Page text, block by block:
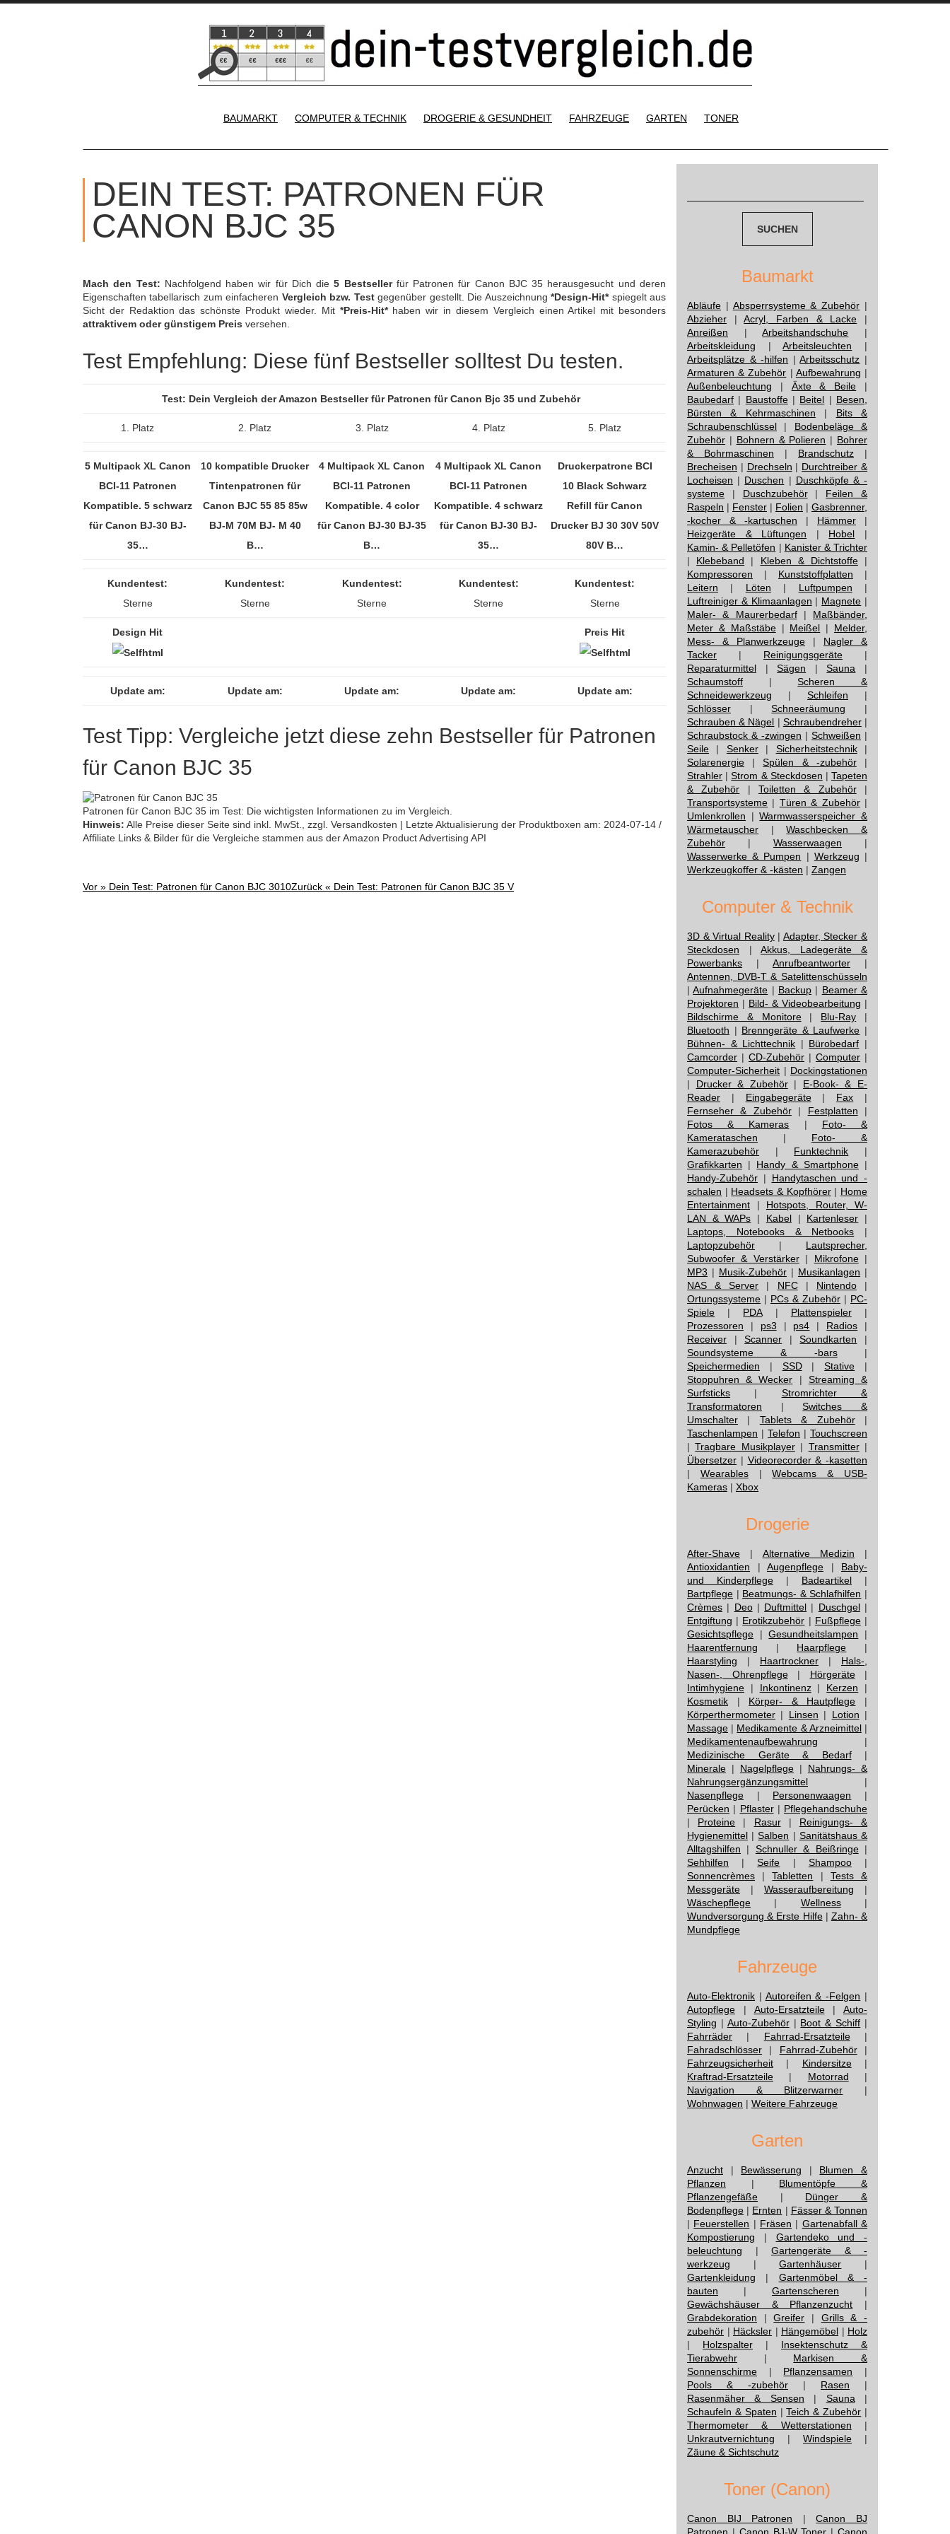
BAUMARKT
COMPUTER & TECHNIK DROGERIE & GESUNDHEIT FAHRZEUGE GARTEN TONER
DEIN TEST: PATRONEN FÜR
CANON BJC 35
Mach den Test: Nachfolgend haben wir für Dich die5 Bestsellerfür Patronen für Canon BJC 35 herausgesucht und deren
Eigenschaften tabellarisch zum einfacheren Vergleich bzw. Testgegenüber gestellt. Die Auszeichnung*Design-Hit*spiegelt aus
Sicht der Redaktion das schönste Produkt wieder. Mit *Preis-Hit*haben wir in diesem Vergleich einen Artikel mit besonders
attraktivem oder günstigem Preis versehen.
Test Empfehlung: Diese fünf Bestseller solltest Du testen.
Test: Dein Vergleich der Amazon Bestseller für Patronen für Canon Bjc 35 und Zubehör
1. Platz 2. Platz 3. Platz 4. Platz 5. Platz
5 Multipack XL Canon
BCI-11 Patronen
Kompatible. 5 schwarz
für Canon BJ-30 BJ-
35…
10 kompatible Drucker
Tintenpatronen für
Canon BJC 55 85 85w
BJ-M 70M BJ- M 40
B…
4 Multipack XL Canon
BCI-11 Patronen
Kompatible. 4 color
für Canon BJ-30 BJ-35
B…
4 Multipack XL Canon
BCI-11 Patronen
Kompatible. 4 schwarz
für Canon BJ-30 BJ-
35…
Druckerpatrone BCI
10 Black Schwarz
Refill für Canon
Drucker BJ 30 30V 50V
80V B…
Kundentest:
Sterne
Kundentest:
Sterne
Kundentest:
Sterne
Kundentest:
Sterne
Kundentest:
Sterne
Design Hit Preis Hit
Update am: Update am: Update am: Update am: Update am:
Test Tipp: Vergleiche jetzt diese zehn Bestseller für Patronen
für Canon BJC 35
Patronen für Canon BJC 35 im Test: Die wichtigsten Informationen zu im Vergleich.
Hinweis: Alle Preise dieser Seite sind inkl. MwSt., zzgl. Versandkosten | Letzte Aktualisierung der Produktboxen am: 2024-07-14 /
Affiliate Links & Bilder für die Vergleiche stammen aus der Amazon Product Advertising API
Post
Vor » Dein Test: Patronen für Canon BJC 3010Zurück « Dein Test: Patronen für Canon BJC 35 V
Baumarkt
Abläufe | Absperrsysteme & Zubehör |
Abzieher |Acryl, Farben & Lacke |
Anreißen |Arbeitshandschuhe |
Arbeitskleidung |Arbeitsleuchten |
Arbeitsplätze & -hilfen |Arbeitsschutz |
Armaturen & Zubehör | Aufbewahrung |
Außenbeleuchtung | Äxte & Beile |
Baubedarf | Baustoffe| Beitel | Besen,
Bürsten & Kehrmaschinen | Bits &
Schraubenschlüssel | Bodenbeläge &
Zubehör | Bohnern & Polieren | Bohrer
& Bohrmaschinen | Brandschutz |
Brecheisen | Drechseln | Durchtreiber &
Locheisen | Duschen | Duschköpfe & -
systeme | Duschzubehör| Feilen &
Raspeln | Fenster | Folien | Gasbrenner,
-kocher & -kartuschen | Hämmer |
Heizgeräte & Lüftungen | Hobel |
Kamin- & Pelletöfen | Kanister & Trichter
| Klebeband | Kleben & Dichtstoffe|
Kompressoren | Kunststoffplatten |
Leitern | Löten | Luftpumpen |
Luftreiniger & Klimaanlagen | Magnete |
Maler- & Maurerbedarf| Maßbänder,
Meter & Maßstäbe| Meißel | Melder,
Mess- & Planwerkzeuge | Nagler &
Tacker | Reinigungsgeräte |
Reparaturmittel |Sägen |Sauna |
Schaumstoff |Scheren &
Schneidewerkzeug | Schleifen |
Schlösser |Schneeräumung |
Schrauben & Nägel | Schraubendreher|
Schraubstock & -zwingen | Schweißen |
Seile | Senker| Sicherheitstechnik|
Solarenergie |Spülen & -zubehör|
Strahler |Strom & Steckdosen |Tapeten
& Zubehör |Toiletten & Zubehör|
Transportsysteme | Türen & Zubehör|
Umlenkrollen |Warmwasserspeicher &
Wärmetauscher |Waschbecken &
Zubehör | Wasserwaagen |
Wasserwerke & Pumpen | Werkzeug |
Werkzeugkoffer & -kästen | Zangen
Computer & Technik
3D & Virtual Reality| Adapter, Stecker &
Steckdosen | Akkus, Ladegeräte &
Powerbanks | Anrufbeantworter |
Antennen, DVB-T & Satelittenschüsseln
|Aufnahmegeräte | Backup | Beamer &
Projektoren | Bild- & Videobearbeitung |
Bildschirme & Monitore| Blu-Ray |
Bluetooth | Brenngeräte & Laufwerke |
Bühnen- & Lichttechnik | Bürobedarf |
Camcorder | CD-Zubehör | Computer |
Computer-Sicherheit | Dockingstationen
| Drucker & Zubehör| E-Book- & E-
Reader | Eingabegeräte| Fax |
Fernseher & Zubehör| Festplatten |
Fotos & Kameras | Foto- &
Kamerataschen | Foto- &
Kamerazubehör | Funktechnik |
Grafikkarten | Handy & Smartphone|
Handy-Zubehör | Handytaschen und -
schalen | Headsets & Kopfhörer| Home
Entertainment | Hotspots, Router, W-
LAN & WAPs | Kabel| Kartenleser |
Laptops, Notebooks & Netbooks |
Laptopzubehör | Lautsprecher,
Subwoofer & Verstärker| Mikrofone|
MP3 | Musik-Zubehör | Musikanlagen |
NAS & Server | NFC| Nintendo|
Ortungssysteme | PCs & Zubehör | PC-
Spiele | PDA| Plattenspieler|
Prozessoren | ps3 | ps4 | Radios |
Receiver |Scanner |Soundkarten |
Soundsysteme & -bars|
Speichermedien | SSD|Stative |
Stoppuhren & Wecker | Streaming &
Surfsticks | Stromrichter &
Transformatoren |Switches &
Umschalter | Tablets & Zubehör|
Taschenlampen | Telefon | Touchscreen
|Tragbare Musikplayer| Transmitter|
Übersetzer | Videorecorder & -kasetten
| Wearables|Webcams & USB-
Kameras | Xbox
Drogerie
After-Shave | Alternative Medizin |
Antioxidantien | Augenpflege | Baby-
und Kinderpflege | Badeartikel |
Bartpflege | Beatmungs- & Schlafhilfen |
Crèmes | Deo| Duftmittel | Duschgel|
Entgiftung | Erotikzubehör | Fußpflege|
Gesichtspflege |Gesundheitslampen |
Haarentfernung | Haarpflege |
Haarstyling | Haartrockner | Hals-,
Nasen-, Ohrenpflege| Hörgeräte|
Intimhygiene | Inkontinenz| Kerzen |
Kosmetik | Körper- & Hautpflege |
Körperthermometer | Linsen | Lotion |
Massage | Medikamente & Arzneimittel|
Medikamentenaufbewahrung |
Medizinische Geräte & Bedarf|
Minerale | Nagelpflege | Nahrungs- &
Nahrungsergänzungsmittel |
Nasenpflege | Personenwaagen |
Perücken | Pflaster| Pflegehandschuhe
| Proteine | Rasur| Reinigungs- &
Hygienemittel |Salben | Sanitätshaus &
Alltagshilfen | Schnuller & Beißringe|
Sehhilfen |Seife | Shampoo|
Sonnencrèmes |Tabletten | Tests &
Messgeräte | Wasseraufbereitung |
Wäschepflege | Wellness|
Wundversorgung & Erste Hilfe| Zahn- &
Mundpflege
Fahrzeuge
Auto-Elektronik | Autoreifen & -Felgen |
Autopflege | Auto-Ersatzteile| Auto-
Styling | Auto-Zubehör| Boot & Schiff |
Fahrräder | Fahrrad-Ersatzteile|
Fahradschlösser | Fahrrad-Zubehör|
Fahrzeugsicherheit | Kindersitze|
Kraftrad-Ersatzteile | Motorrad |
Navigation & Blitzerwarner |
Wohnwagen | Weitere Fahrzeuge
Garten
Anzucht | Bewässerung | Blumen &
Pflanzen | Blumentöpfe &
Pflanzengefäße | Dünger &
Bodenpflege | Ernten | Fässer & Tonnen
| Feuerstellen | Fräsen | Gartenabfall &
Kompostierung | Gartendeko und -
beleuchtung | Gartengeräte & -
werkzeug |Gartenhäuser |
Gartenkleidung | Gartenmöbel & -
bauten | Gartenscheren |
Gewächshäuser & Pflanzenzucht |
Grabdekoration |Greifer | Grills & -
zubehör | Häcksler | Hängemöbel | Holz
| Holzspalter | Insektenschutz &
Tierabwehr | Markisen &
Sonnenschirme | Pflanzensamen |
Pools & -zubehör | Rasen |
Rasenmäher & Sensen | Sauna |
Schaufeln & Spaten |Teich & Zubehör |
Thermometer & Wetterstationen |
Unkrautvernichtung | Windspiele |
Zäune & Sichtschutz
Toner (Canon)
Canon BIJ Patronen |Canon BJ